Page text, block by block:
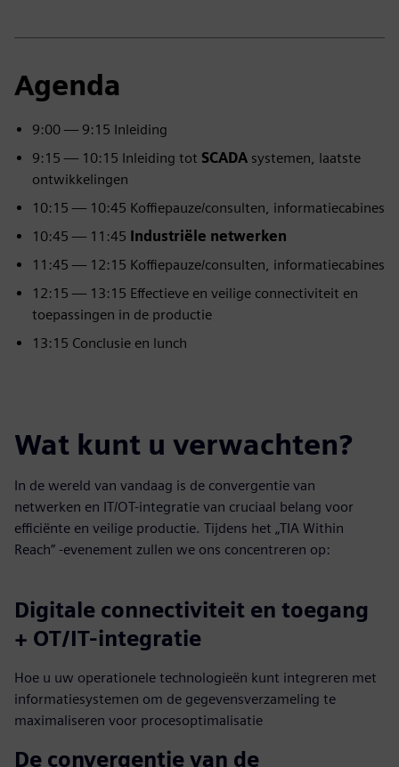
Agenda
9:00 — 9:15 Inleiding
9:15 — 10:15 Inleiding tot SCADA systemen, laatste
ontwikkelingen
10:15 — 10:45 Koffiepauze/consulten, informatiecabines
10:45 — 11:45 Industriële netwerken
11:45 — 12:15 Koffiepauze/consulten, informatiecabines
12:15 — 13:15 Effectieve en veilige connectiviteit en
toepassingen in de productie
13:15 Conclusie en lunch
Wat kunt u verwachten?
In de wereld van vandaag is de convergentie van
netwerken en IT/OT-integratie van cruciaal belang voor
efficiënte en veilige productie. Tijdens het „TIA Within
Reach” -evenement zullen we ons concentreren op:
Digitale connectiviteit en toegang
+ OT/IT-integratie
Hoe u uw operationele technologieën kunt integreren met
informatiesystemen om de gegevensverzameling te
maximaliseren voor procesoptimalisatie
De convergentie van de